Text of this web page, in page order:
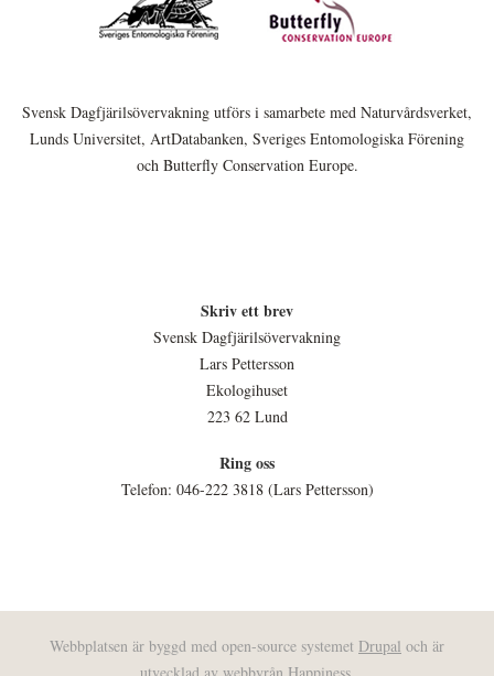
Svensk Dagfjärilsövervakning utförs i samarbete med Naturvårdsverket,
Lunds Universitet, ArtDatabanken, Sveriges Entomologiska Förening
och Butterfly Conservation Europe.
Skriv ett brev
Svensk Dagfjärilsövervakning
Lars Pettersson
Ekologihuset
223 62 Lund
Ring oss
Telefon: 046-222 3818 (Lars Pettersson)
Webbplatsen är byggd med open-source systemet Drupal och är